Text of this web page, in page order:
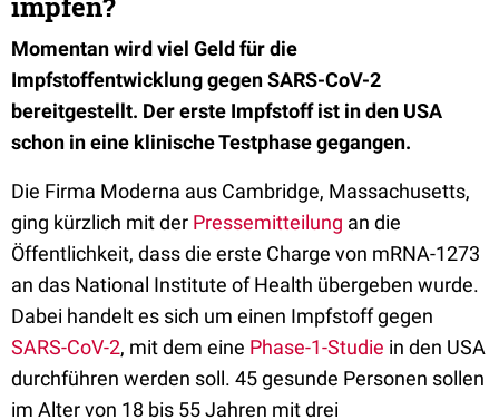
Momentan wird viel Geld für die
Impfstoffentwicklung gegen SARS-CoV-2
bereitgestellt. Der erste Impfstoff ist in den USA
schon in eine klinische Testphase gegangen.
Die Firma Moderna aus Cambridge, Massachusetts,
ging kürzlich mit der Pressemitteilung an die
Öffentlichkeit, dass die erste Charge von mRNA-1273
an das National Institute of Health übergeben wurde.
Dabei handelt es sich um einen Impfstoff gegen
SARS-CoV-2, mit dem eine Phase-1-Studie in den USA
durchführen werden soll. 45 gesunde Personen sollen
im Alter von 18 bis 55 Jahren mit drei